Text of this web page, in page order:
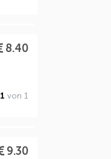
8.40
1 von 1
9.30